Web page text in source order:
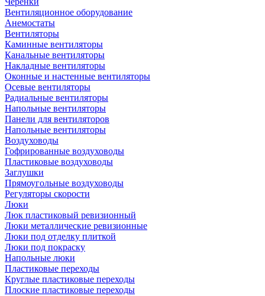
Вентиляционное оборудование
Анемостаты
Вентиляторы
Каминные вентиляторы
Канальные вентиляторы
Накладные вентиляторы
Оконные и настенные вентиляторы
Осевые вентиляторы
Радиальные вентиляторы
Напольные вентиляторы
Панели для вентиляторов
Напольные вентиляторы
Воздуховоды
Гофрированные воздуховоды
Пластиковые воздуховоды
Заглушки
Прямоугольные воздуховоды
Регуляторы скорости
Люки
Люк пластиковый ревизионный
Люки металлические ревизионные
Люки под отделку плиткой
Люки под покраску
Напольные люки
Пластиковые переходы
Круглые пластиковые переходы
Плоские пластиковые переходы